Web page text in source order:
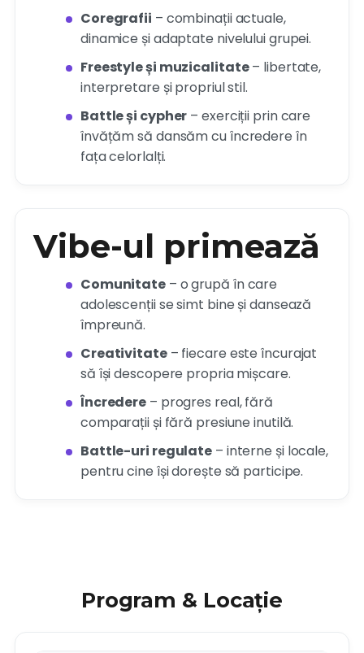
Coregrafii – combinații actuale,
dinamice și adaptate nivelului grupei.
Freestyle și muzicalitate– libertate,
interpretare și propriul stil.
Battle și cypher – exerciții prin care
învățăm să dansăm cu încredere în
fața celorlalți.
Vibe-ul primează
Comunitate– o grupă în care
adolescenții se simt bine și dansează
împreună.
Creativitate– fiecare este încurajat
să își descopere propria mișcare.
Încredere – progres real, fără
comparații și fără presiune inutilă.
Battle-uri regulate – interne și locale,
pentru cine își dorește să participe.
Program & Locație